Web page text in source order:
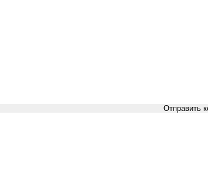
Отправить